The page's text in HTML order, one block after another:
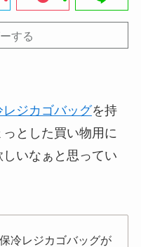
する
ジカゴバッグを持
とした買い物用に
いなぁと思ってい
冷レジカゴバッグが